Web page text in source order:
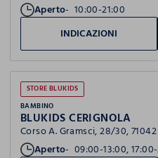
Aperto 10:00-21:00
INDICAZIONI
STORE BLUKIDS
BAMBINO
BLUKIDS CERIGNOLA
Corso A. Gramsci, 28/30,
Aperto 09:00-13:00,